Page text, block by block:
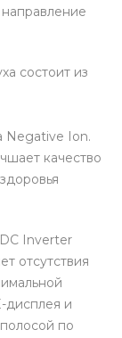
состоит из
Negative Ion.
качество
Inverter
отсутствия
дисплея и
по